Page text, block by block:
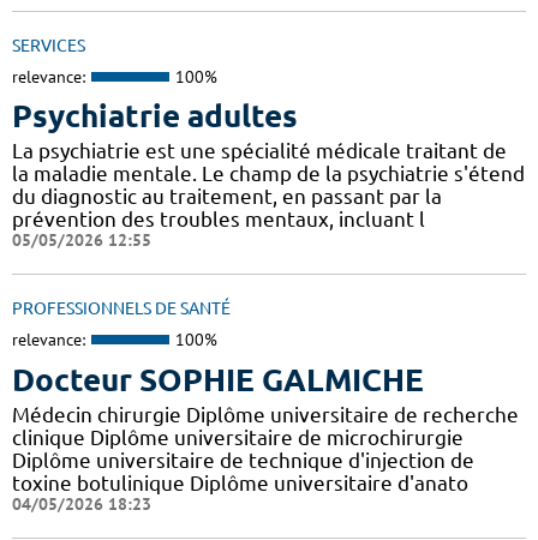
SERVICES
relevance: 100%
Psychiatrie adultes
La psychiatrie est une spécialité médicale traitant de
la maladie mentale. Le champ de la psychiatrie s'étend
du diagnostic au traitement, en passant par la
prévention des troubles mentaux, incluant l
05/05/2026 12:55
PROFESSIONNELS DE SANTÉ
relevance: 100%
Docteur SOPHIE GALMICHE
Médecin chirurgie Diplôme universitaire de recherche
clinique Diplôme universitaire de microchirurgie
Diplôme universitaire de technique d'injection de
toxine botulinique Diplôme universitaire d'anato
04/05/2026 18:23